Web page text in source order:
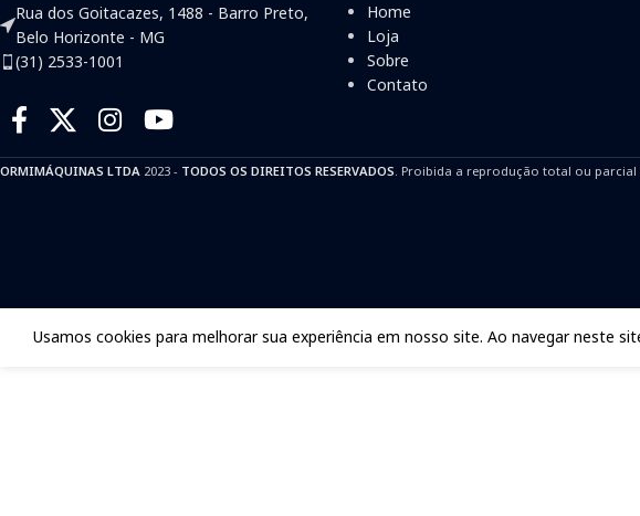
Rua dos Goitacazes, 1488 - Barro Preto,
Belo Horizonte - MG
(31) 2533-1001
Home
Loja
Sobre
Contato
ORMIMÁQUINAS LTDA 2023 - TODOS OS DIREITOS RESERVADOS. Proibida a reprodução total ou parcial
Usamos cookies para melhorar sua experiência em nosso site. Ao navegar neste